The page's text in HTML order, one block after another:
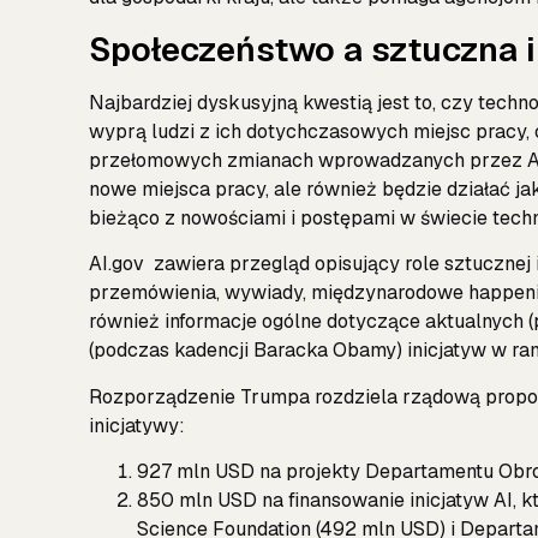
Społeczeństwo a
Najbardziej dyskusyjną kwestią jest to, czy
wyprą ludzi z ich dotychczasowych miejsc
przełomowych zmianach wprowadzanych
nowe miejsca pracy, ale również będzie działać
bieżąco z nowościami i postępami w świecie
AI.gov zawiera przegląd opisujący role
przemówienia, wywiady, międzynarodowe
również informacje ogólne dotyczące aktualnych
(podczas kadencji Baracka Obamy) inicjatyw w
Rozporządzenie Trumpa rozdziela rządową
inicjatywy:
927 mln USD na projekty Departamentu
850 mln USD na finansowanie inicjatyw AI,
Science Foundation (492 mln USD) i